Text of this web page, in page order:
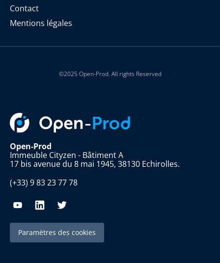
Contact
Mentions légales
©2025 Open-Prod. All rights Reserved
Open-Prod
Immeuble Cityzen - Bâtiment A
17 bis avenue du 8 mai 1945, 38130 Echirolles.
(+33) 9 83 23 77 78
Paramètres des cookies